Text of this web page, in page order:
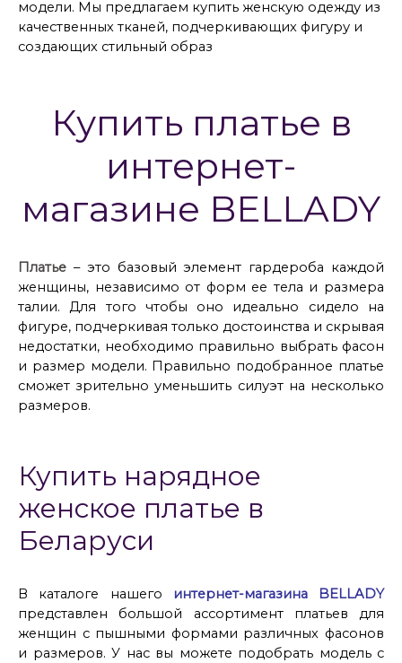
модели. Мы предлагаем купить женскую одежду из
качественных тканей, подчеркивающих фигуру и
создающих стильный образ
Купить платье в
интернет-
магазине BELLADY
Платье – это базовый элемент гардероба каждой
женщины, независимо от форм ее тела и размера
талии. Для того чтобы оно идеально сидело на
фигуре, подчеркивая только достоинства и скрывая
недостатки, необходимо правильно выбрать фасон
и размер модели. Правильно подобранное платье
сможет зрительно уменьшить силуэт на несколько
размеров.
Купить нарядное
женское платье в
Беларуси
В каталоге нашего интернет-магазина BELLADY
представлен большой ассортимент платьев для
женщин с пышными формами различных фасонов
и размеров. У нас вы можете подобрать модель с